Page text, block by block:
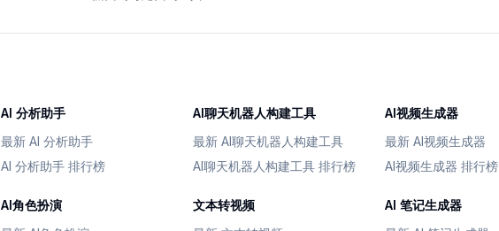
AI 分析助手
最新 AI 分析助手
AI 分析助手 排行榜
AI聊天机器人构建工具
最新 AI聊天机器人构建工具
AI聊天机器人构建工具 排行榜
AI视频生成器
最新 AI视频生成器
AI视频生成器 排行榜
AI角色扮演
文本转视频
AI 笔记生成器